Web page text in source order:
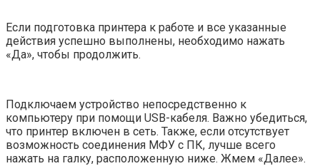
Если подготовка принтера к работе и все указанные
действия успешно выполнены, необходимо нажать
«Да», чтобы продолжить.
Подключаем устройство непосредственно к
компьютеру при помощи USB-кабеля. Важно убедиться,
что принтер включен в сеть. Также, если отсутствует
возможность соединения МФУ с ПК, лучше всего
нажать на галку, расположенную ниже. Жмем «Далее».